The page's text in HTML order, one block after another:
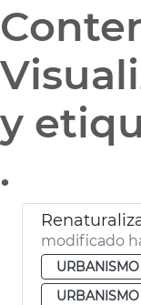
y
.
modificado
URBANISMO